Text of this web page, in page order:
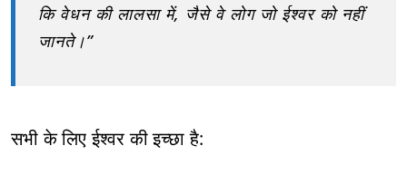
कि वेधन की लालसा में, जैसे वे लोग जो ईश्वर को नहीं
जानते।”
सभी के लिए ईश्वर की इच्छा है: